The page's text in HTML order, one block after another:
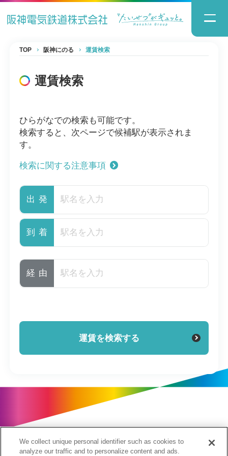
TOP 阪神にのる 運賃検索
運賃検索
ひらがなでの検索も可能です。
検索すると、次ページで候補駅が表示されま
す。
検索に関する注意事項
出発
到着
経由
We collect unique personal identifier such as cookies to
analyze our traffic and to personalize content and ads.